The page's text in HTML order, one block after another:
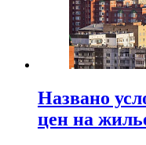
Названо
цен на